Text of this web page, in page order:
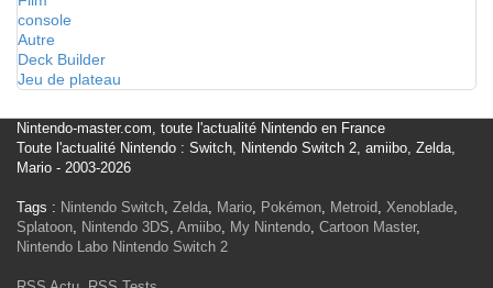
console
Autre
Deck Builder
Jeu de plateau
Nintendo-master.com, toute l'actualité Nintendo en France
Toute l'actualité Nintendo : Switch, Nintendo Switch 2, amiibo, Zelda,
Mario - 2003-2026
Tags : Nintendo Switch, Zelda, Mario, Pokémon, Metroid, Xenoblade,
Splatoon, Nintendo 3DS, Amiibo, My Nintendo, Cartoon Master,
Nintendo Labo Nintendo Switch 2